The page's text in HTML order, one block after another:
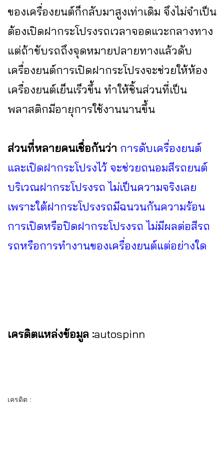
ของเครื่องยนต์ก็กลับมาสูงเท่าเดิม จึงไม่จำเป็น
ต้องเปิดฝากระโปรงรถเวลาจอดแวะกลางทาง
แต่ถ้าขับรถถึงจุดหมายปลายทางแล้วดับ
เครื่องยนต์การเปิดฝากระโปรงจะช่วยให้ห้อง
เครื่องยนต์เย็นเร็วขึ้น ทำให้ชิ้นส่วนที่เป็น
พลาสติกมีอายุการใช้งานนานขึ้น
ส่วนที่หลายคนเชื่อกันว่า การดับเครื่องยนต์
และเปิดฝากระโปรงไว้ จะช่วยถนอมสีรถยนต์
บริเวณฝากระโปรงรถ ไม่เป็นความจริงเลย
เพราะใต้ฝากระโปรงรถมีฉนวนกันความร้อน
การเปิดหรือปิดฝากระโปรงรถ ไม่มีผลต่อสีรถ
รถหรือการทำงานของเครื่องยนต์แต่อย่างใด
เครดิตแหล่งข้อมูล :autospinn
เครดิต :